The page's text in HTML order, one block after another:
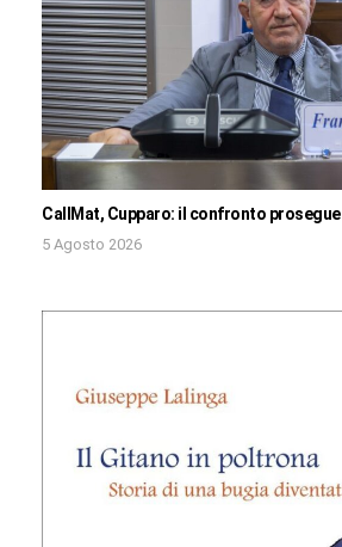
CallMat, Cupparo: il confronto prosegue
5 Agosto 2026